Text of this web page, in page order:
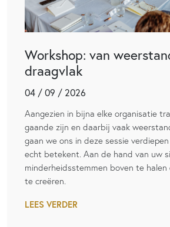
Workshop: van
draagvlak
04 / 09 / 2026
Aangezien in bijna elke organisatie
gaande zijn en daarbij vaak
gaan we ons in deze sessie
echt betekent. Aan de hand van uw
minderheidsstemmen boven te halen
te creëren.
LEES VERDER